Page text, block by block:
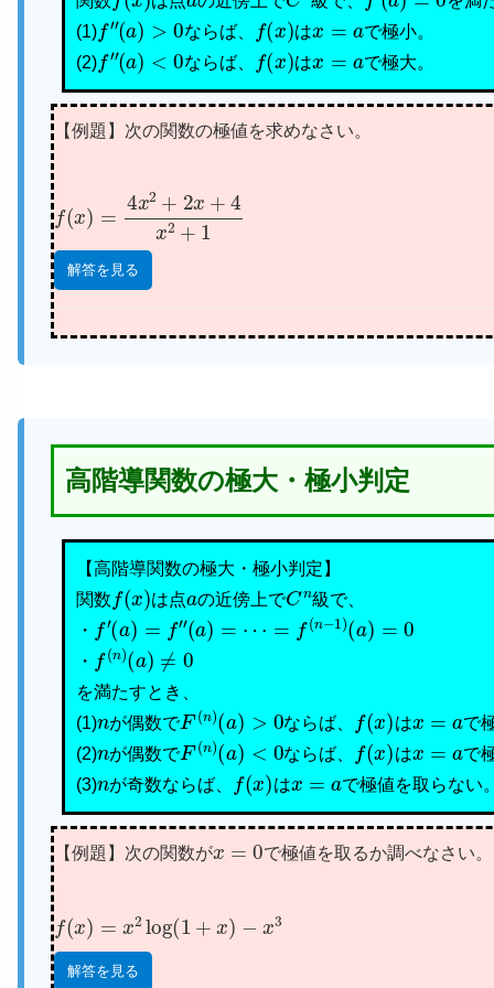
(1)
″(a) >
ならば、
(x
は
で極小。
(2)
″(a <
ならば、
(x
は で極大。
【例題】次の関数の極値を求めなさい。
(x = 2+2 x+ 4x 2+1
解答を見る
高階導関数の極大・極小判定
【高階導関数の極大・極小判定】
関数
(x
は点 の近傍上で
Cn
級で、
・
′(a = f )=⋯ )=0
・
(n)(a )≠ 0
を満たすとき、
(1)
が偶数で
F(n)( )
ならば、
(x
は
で
(2)
が偶数で
F(n)( )
ならば、
(x
は
で
(3)
が奇数ならば、
f(x
は で極値を取らない。
【例題】次の関数が で極値を取るか調べなさい。
(x = log +x 3
解答を見る